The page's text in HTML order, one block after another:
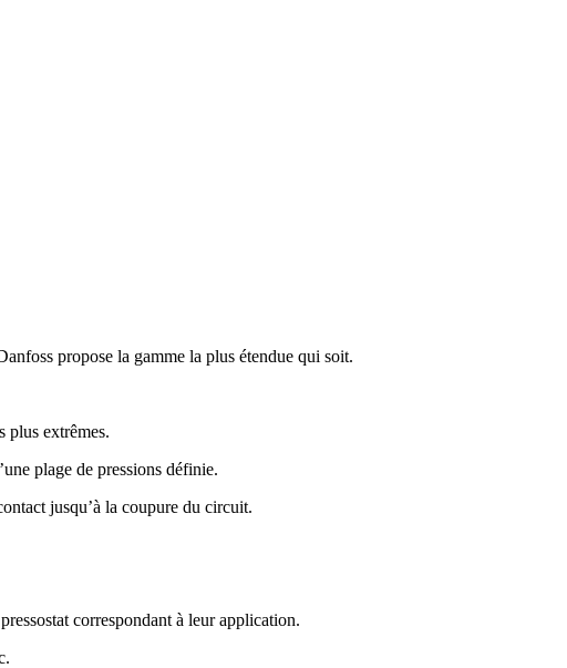
propose la gamme la plus étendue qui soit.
plus extrêmes.
plage de pressions définie.
jusqu’à la coupure du circuit.
correspondant à leur application.